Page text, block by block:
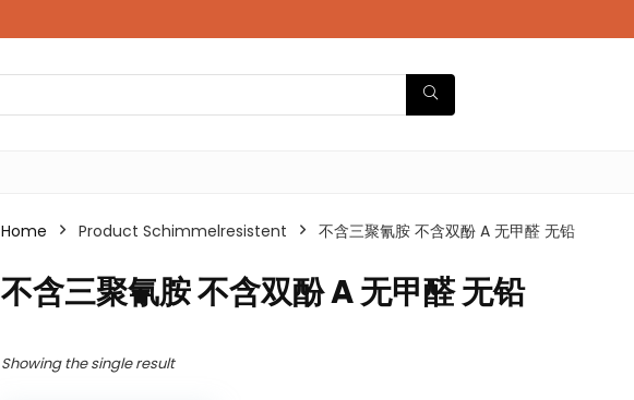
Home Product Schimmelresistent ‎不含三聚氰胺 不含双酚 A 无甲醛 无铅
‎不含三聚氰胺 不含双酚 A 无甲醛 无铅
Showing the single result